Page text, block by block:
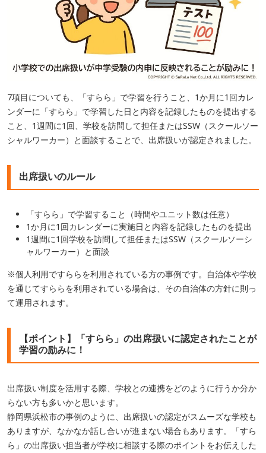
7項目についても、「すらら」で学習を行うこと、1か月に1回カレ
ンダーに「すらら」で学習した日と内容を記録したものを提出する
こと、1週間に1回、学校を訪問して担任またはSSW（スクールソー
シャルワーカー）と面談することで、出席扱いが認定されました。
出席扱いのルール
「すらら」で学習すること（時間やユニット数は任意）
1か月に1回カレンダーに実施日と内容を記録したものを提出
1週間に1回学校を訪問して担任またはSSW（スクールソーシ
ャルワーカー）と面談
※個人利用ですららを利用されている方の事例です。自治体や学校
を通じてすららを利用されている場合は、その自治体の方針に則っ
て運用されます。
【ポイント】「すらら」の出席扱いに認定されたことが
学習の励みに！
出席扱い制度を活用する際、学校との連携をどのように行うか分か
らない方も多いかと思います。
静岡県浜松市の事例のように、出席扱いの認定がスムーズな学校も
ありますが、なかなか話し合いが進まない場合もあります。「すら
ら」の出席扱い担当者が学校に相談する際のポイントをお伝えした